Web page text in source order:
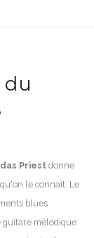
du
Priest donne
le connaît. Le
blues
guitare mélodique